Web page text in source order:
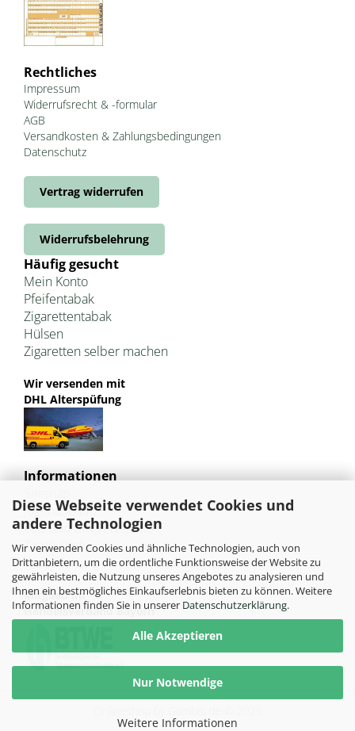
Diese Webseite verwendet Cookies und
andere Technologien
Wir verwenden Cookies und ähnliche Technologien, auch von
Drittanbietern, um die ordentliche Funktionsweise der Website zu
gewährleisten, die Nutzung unseres Angebotes zu analysieren und
Ihnen ein bestmögliches Einkaufserlebnis bieten zu können. Weitere
Informationen finden Sie in unserer Datenschutzerklärung.
Alle Akzeptieren
Nur Notwendige
Weitere Informationen
Rechtliches
Impressum
Widerrufsrecht & -formular
AGB
Versandkosten & Zahlungsbedingungen
Datenschutz
Vertrag widerrufen
Widerrufsbelehrung
Häufig gesucht
Mein Konto
Pfeifentabak
Zigarettentabak
Hülsen
Zigaretten selber machen
Wir versenden mit
DHL Alterspüfung
Informationen
Jugendschutz
Bild und Markenrechte
Tabak Pedia
Weiterleitung von HU-Tobacco
Mitglied im
Handelsverband Bayern